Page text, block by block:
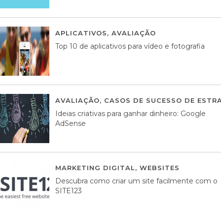
APLICATIVOS, AVALIAÇÃO
Top 10 de aplicativos para vídeo e fotografia
AVALIAÇÃO, CASOS DE SUCESSO DE
Ideias criativas para ganhar dinheiro: Google
AdSense
MARKETING DIGITAL, WEBSITES
Descubra como criar um site facilmente com o
SITE123